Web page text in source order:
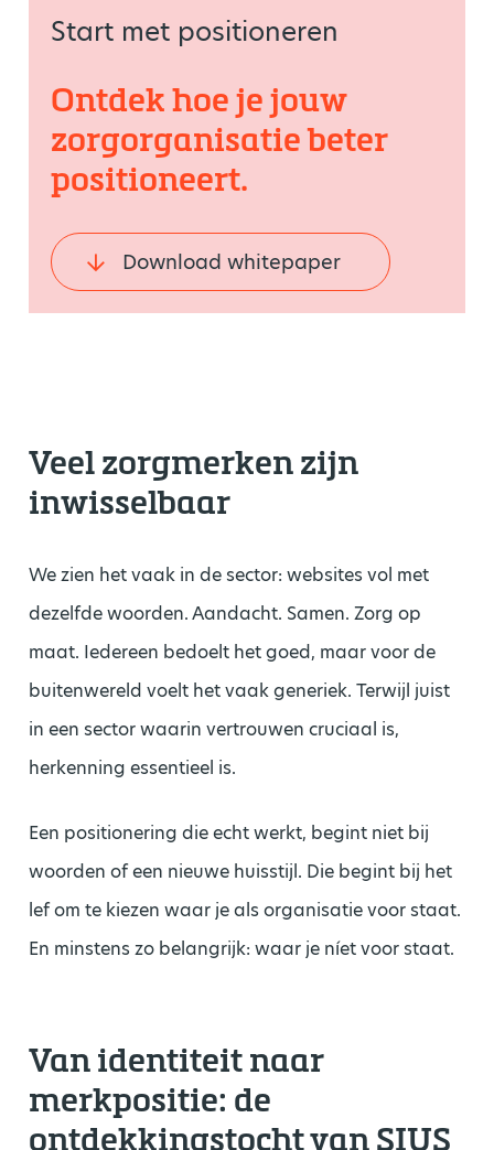
Start met positioneren
Ontdek hoe je jouw
zorgorganisatie beter
positioneert.
Download whitepaper
Veel zorgmerken zijn
inwisselbaar
We zien het vaak in de sector: websites vol met
dezelfde woorden. Aandacht. Samen. Zorg op
maat. Iedereen bedoelt het goed, maar voor de
buitenwereld voelt het vaak generiek. Terwijl juist
in een sector waarin vertrouwen cruciaal is,
herkenning essentieel is.
Een positionering die echt werkt, begint niet bij
woorden of een nieuwe huisstijl. Die begint bij het
lef om te kiezen waar je als organisatie voor staat.
En minstens zo belangrijk: waar je níet voor staat.
Van identiteit naar
merkpositie: de
ontdekkingstocht van SIUS